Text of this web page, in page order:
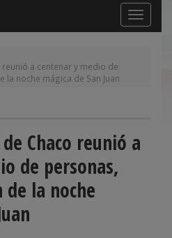
Toggle
navigation
reunió a centenar y medio de
noche mágica de San Juan
Chaco reunió a
de personas,
la noche